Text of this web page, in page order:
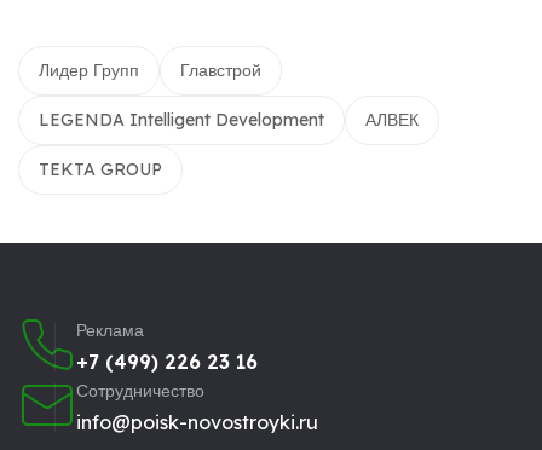
Лидер Групп Главстрой
LEGENDA Intelligent Development АЛВЕК
TEKTA GROUP
Реклама
+7 (499) 226 23 16
Сотрудничество
info@poisk-novostroyki.ru